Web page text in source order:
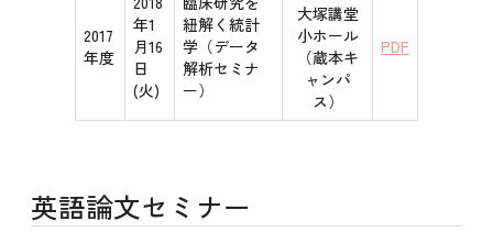
2017
年度
年1
月16
日
(火)
紐解く統計
学（データ
解析セミナ
ー）
大塚講堂
小ホール
（蔵本キ
ャンパ
ス）
PDF
英語論文セミナー